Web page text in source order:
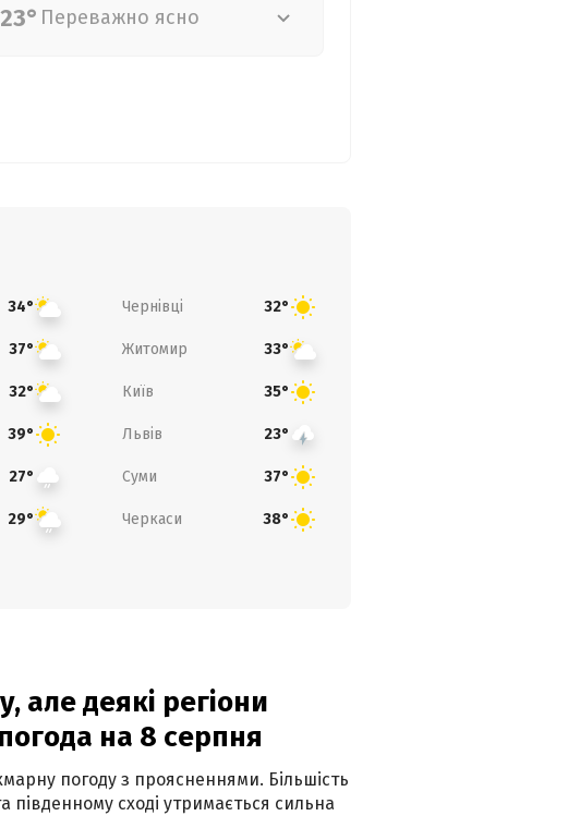
23° Переважно ясно
34° Чернівці 32°
37° Житомир 33°
32° Київ 35°
39° Львів 23°
27° Суми 37°
29° Черкаси 38°
але деякі регіони
на 8 серпня
погоду з проясненнями. Більшість
південному сході утримається сильна